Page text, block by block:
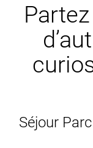
Séjour